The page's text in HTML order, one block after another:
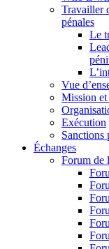
Travailler
pénales
Le
Vue
Mission
Exécution
Sanctions
Échanges
Forum de